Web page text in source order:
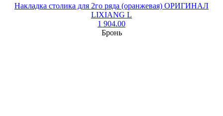
Накладка столика для 2го ряда (оранжевая) ОРИГИНАЛ
LIXIANG L
1 904.00
Бронь